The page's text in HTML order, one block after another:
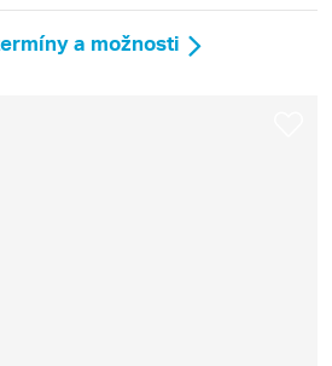
a možnosti